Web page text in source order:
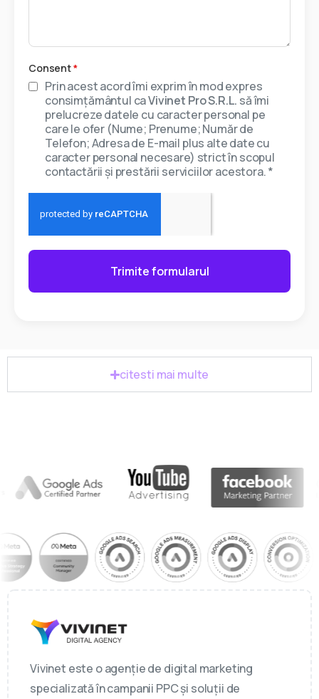
Consent*
Prin acest acord îmi exprim în mod expres
consimțământul caVivinet Pro S.R.L. să îmi
prelucreze datele cu caracter personal pe
care le ofer (Nume; Prenume; Număr de
Telefon; Adresa de E-mail plus alte date cu
caracter personal necesare) strict în scopul
contactării și prestării serviciilor acestora. *
Trimite formularul
citesti mai multe
Vivinet este o agenție de digital marketing
specializată în campanii PPC și soluții de